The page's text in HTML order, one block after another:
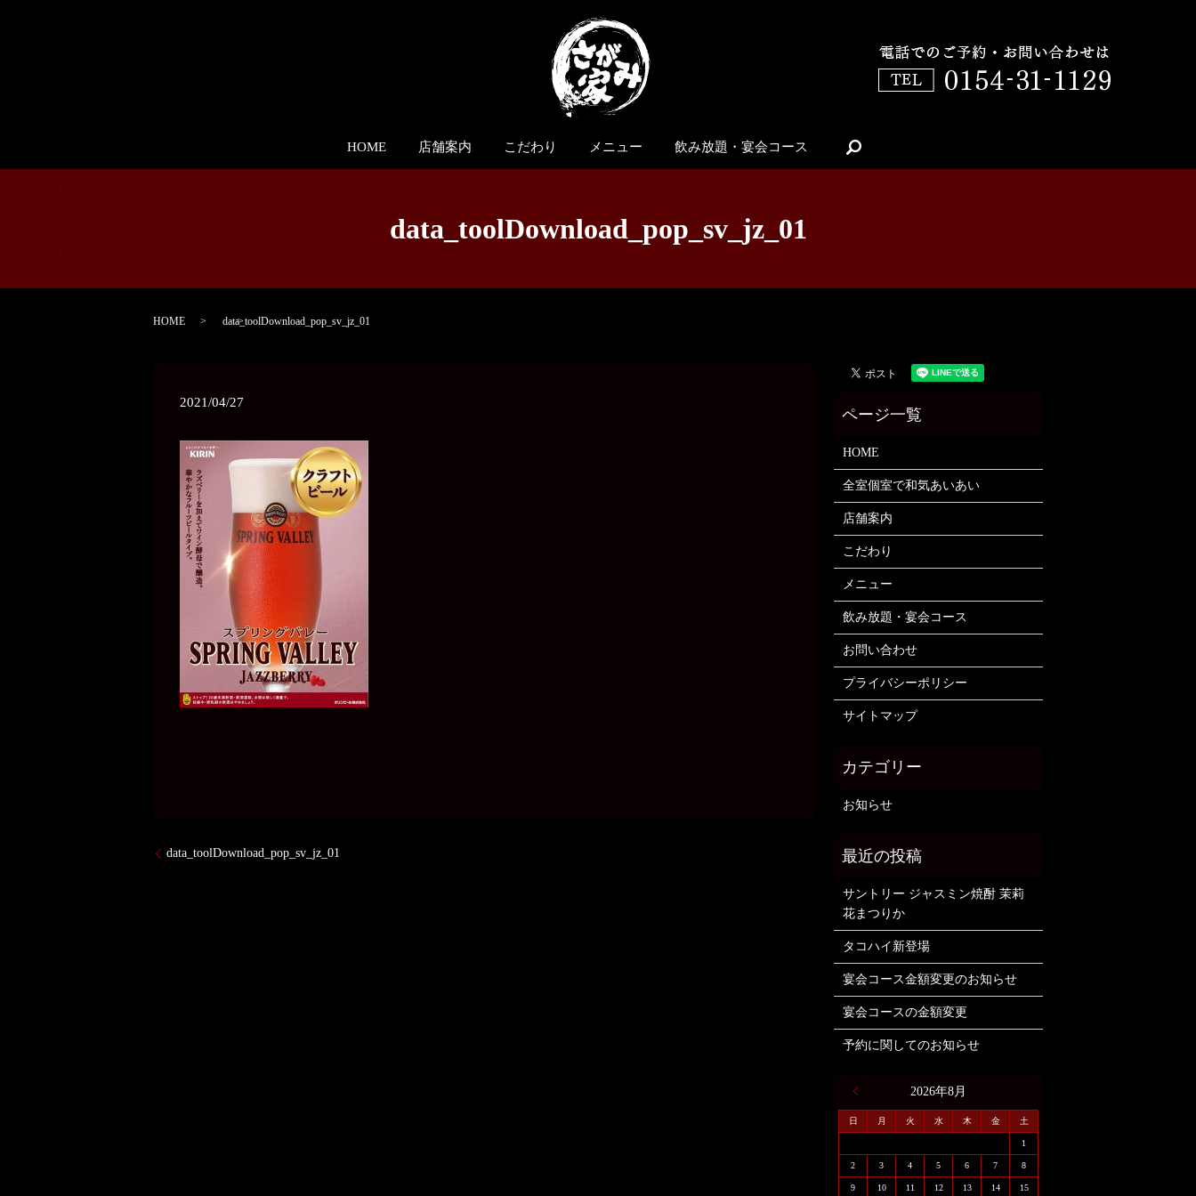
HOME 店舗案内 こだわり メニュー 飲み放題・宴会コース
data_toolDownload_pop_sv_jz_01
HOME data_toolDownload_pop_sv_jz_01
2021/04/27
data_toolDownload_pop_sv_jz_01
HOME
全室個室で和気あいあい
店舗案内
こだわり
メニュー
飲み放題・宴会コース
お問い合わせ
プライバシーポリシー
サイトマップ
お知らせ
サントリー ジャスミン焼酎 茉莉
花まつりか
タコハイ新登場
宴会コース金額変更のお知らせ
宴会コースの金額変更
予約に関してのお知らせ
2026年8月
日 月 火 水 木 金 土
1
2 3 4 5 6 7 8
9 10 11 12 13 14 15